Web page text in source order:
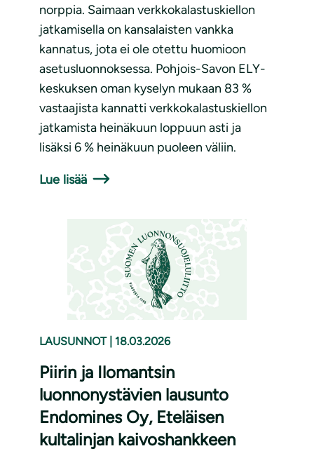
norppia. Saimaan verkkokalastuskiellon
jatkamisella on kansalaisten vankka
kannatus, jota ei ole otettu huomioon
asetusluonnoksessa. Pohjois-Savon ELY-
keskuksen oman kyselyn mukaan 83 %
vastaajista kannatti verkkokalastuskiellon
jatkamista heinäkuun loppuun asti ja
lisäksi 6 % heinäkuun puoleen väliin.
Lue lisää
LAUSUNNOT 18.03.2026
Piirin ja Ilomantsin
luonnonystävien lausunto
Endomines Oy, Eteläisen
kultalinjan kaivoshankkeen